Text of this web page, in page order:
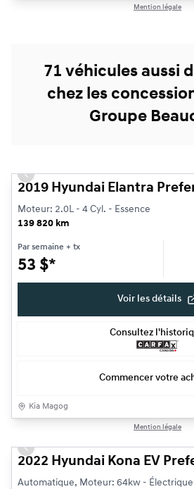
Mention légale
71 véhicules aussi
chez les
Groupe
Previous slide
2019 Hyundai Elantra
Moteur: 2.0L - 4 Cyl. - Essence
139 820 km
Par semaine + tx
53 $*
Voir les détails
Consultez
Commencer votre
Kia Magog
Mention légale
Previous slide
2022 Hyundai Kona EV
Automatique, Moteur: 64kw - Électrique